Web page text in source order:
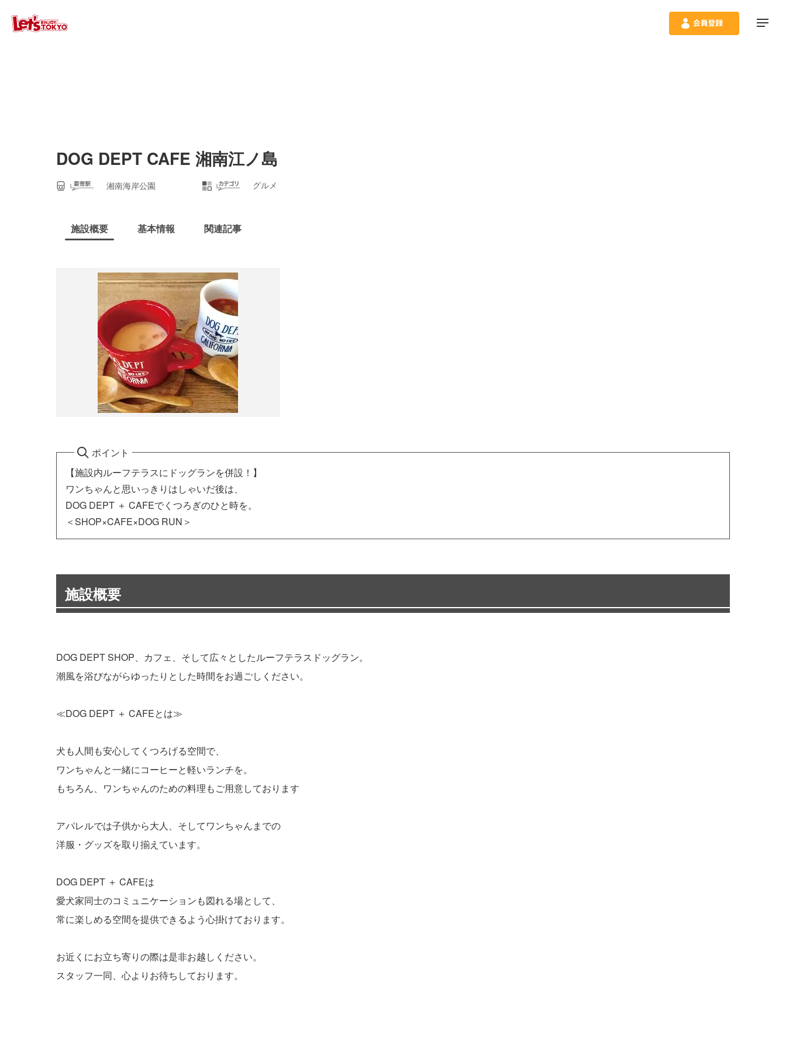
DOG DEPT CAFE 湘南江ノ島
湘南海岸公園 グルメ
施設概要 基本情報 関連記事
ポイント
【施設内ルーフテラスにドッグランを併設！】
ワンちゃんと思いっきりはしゃいだ後は、
DOG DEPT ＋ CAFEでくつろぎのひと時を。
＜SHOP×CAFE×DOG RUN＞
施設概要
DOG DEPT SHOP、カフェ、そして広々としたルーフテラスドッグラン。
潮風を浴びながらゆったりとした時間をお過ごしください。
≪DOG DEPT ＋ CAFEとは≫
犬も人間も安心してくつろげる空間で、
ワンちゃんと一緒にコーヒーと軽いランチを。
もちろん、ワンちゃんのための料理もご用意しております
アパレルでは子供から大人、そしてワンちゃんまでの
洋服・グッズを取り揃えています。
DOG DEPT ＋ CAFEは
愛犬家同士のコミュニケーションも図れる場として、
常に楽しめる空間を提供できるよう心掛けております。
お近くにお立ち寄りの際は是非お越しください。
スタッフ一同、心よりお待ちしております。